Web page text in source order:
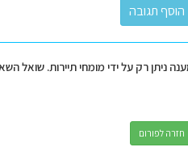
ניתן רק על ידי מומחי תיירות. שואל
חזרה לפורום